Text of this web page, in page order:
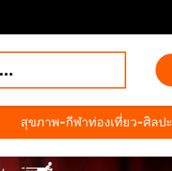
สุขภาพ-กีฬาท่องเที่ยว-ศิลปะ